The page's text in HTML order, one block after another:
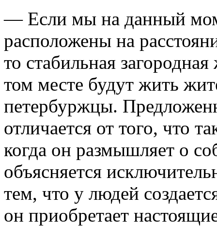
— Если мы на данный
расположены на
то стабильная
том месте будут жить
петербуржцы.
отличается от того, что
когда он размышляет о
объясняется
тем, что у людей
он приобретает